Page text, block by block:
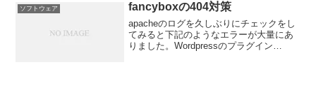
ソフトウェア fancyboxの404対策
apacheのログを久しぶりにチェックをし
てみると下記のようなエラーが大量にあ
りました。Wordpressのプラグイン